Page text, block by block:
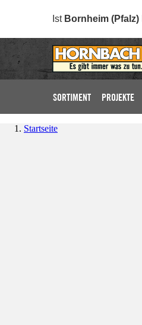
Ist Bornheim (Pfalz)
SORTIMENT PROJEKTE
Startseite